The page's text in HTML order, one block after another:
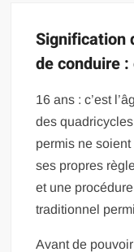
Signification
de conduire
16 ans : c’est
des
permis ne
ses propres
et une
traditionnel
Avant de